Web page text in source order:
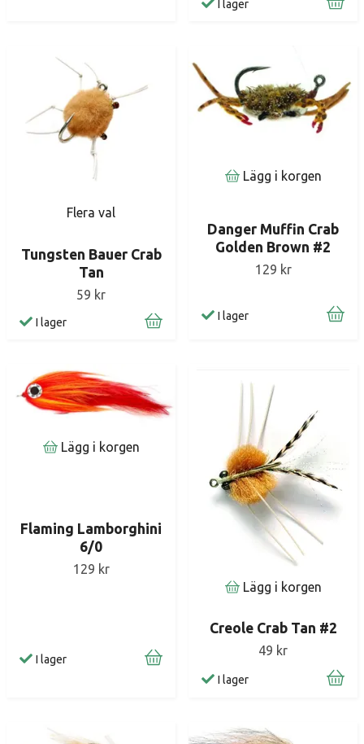
I lager
Flera val
Tungsten Bauer Crab
Tan
59 kr
I lager
Lägg i korgen
Danger Muffin Crab
Golden Brown #2
129 kr
I lager
Lägg i korgen
Flaming Lamborghini
6/0
129 kr
I lager
Lägg i korgen
Creole Crab Tan #2
49 kr
I lager